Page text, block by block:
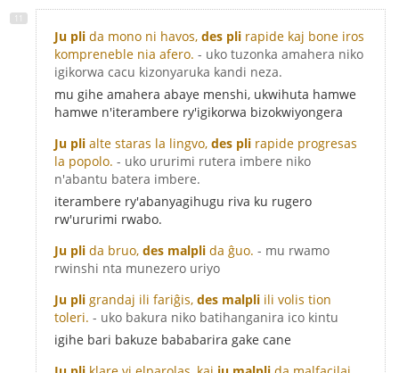
Ju pli da mono ni havos, des pli rapide kaj bone iros
kompreneble nia afero. - uko tuzonka amahera niko
igikorwa cacu kizonyaruka kandi neza.
mu gihe amahera abaye menshi, ukwihuta hamwe
hamwe n'iterambere ry'igikorwa bizokwiyongera
Ju pli alte staras la lingvo, des pli rapide progresas
la popolo. - uko ururimi rutera imbere niko
n'abantu batera imbere.
iterambere ry'abanyagihugu riva ku rugero
rw'ururimi rwabo.
Ju pli da bruo, des malpli da ĝuo. - mu rwamo
rwinshi nta munezero uriyo
Ju pli grandaj ili fariĝis, des malpli ili volis tion
toleri. - uko bakura niko batihanganira ico kintu
igihe bari bakuze bababarira gake cane